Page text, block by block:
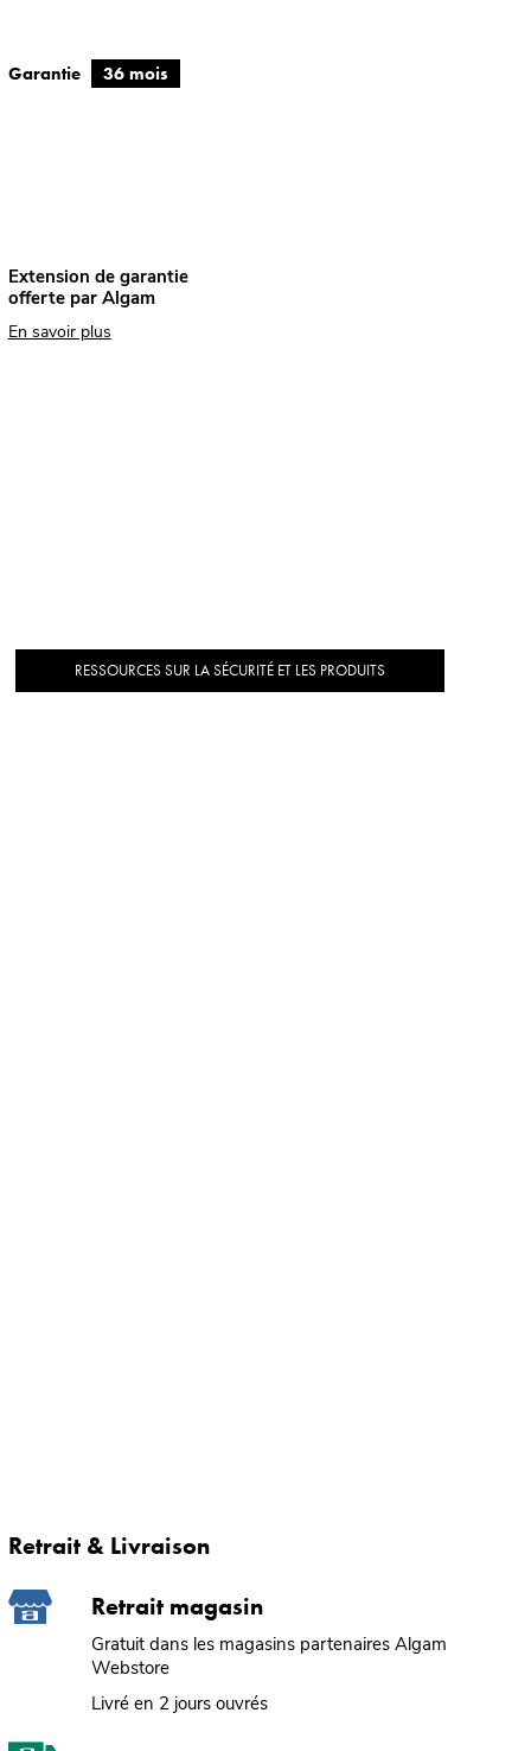
Garantie 36 mois
Extension de garantie
offerte par Algam
En savoir plus
RESSOURCES SUR LA SÉCURITÉ ET LES PRODUITS
Retrait & Livraison
Retrait magasin
Gratuit dans les magasins partenaires Algam
Webstore
Livré en 2 jours ouvrés